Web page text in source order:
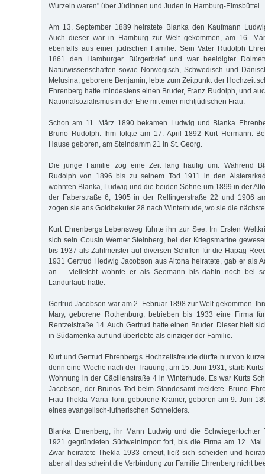
Wurzeln waren" über Jüdinnen und Juden in Hamburg-Eimsbüttel.
Am 13. September 1889 heiratete Blanka den Kaufmann
Auch dieser war in Hamburg zur Welt gekommen, am 16.
ebenfalls aus einer jüdischen Familie. Sein Vater Rudolph
1861 den Hamburger Bürgerbrief und war beeidigter
Naturwissenschaften sowie Norwegisch, Schwedisch und
Melusina, geborene Benjamin, lebte zum Zeitpunkt der Hochzeit
Ehrenberg hatte mindestens einen Bruder, Franz Rudolph, und
Nationalsozialismus in der Ehe mit einer nichtjüdischen Frau.
Schon am 11. März 1890 bekamen Ludwig und Blanka
Bruno Rudolph. Ihm folgte am 17. April 1892 Kurt Hermann.
Hause geboren, am Steindamm 21 in St. Georg.
Die junge Familie zog eine Zeit lang häufig um. Während
Rudolph von 1896 bis zu seinem Tod 1911 in den
wohnten Blanka, Ludwig und die beiden Söhne um 1899 in der
der Faberstraße 6, 1905 in der Rellingerstraße 22 und 1906
zogen sie ans Goldbekufer 28 nach Winterhude, wo sie die
Kurt Ehrenbergs Lebensweg führte ihn zur See. Im Ersten
sich sein Cousin Werner Steinberg, bei der Kriegsmarine
bis 1937 als Zahlmeister auf diversen Schiffen für die Hapag-
1931 Gertrud Hedwig Jacobson aus Altona heiratete, gab er als
an – vielleicht wohnte er als Seemann bis dahin noch bei
Landurlaub hatte.
Gertrud Jacobson war am 2. Februar 1898 zur Welt gekommen.
Mary, geborene Rothenburg, betrieben bis 1933 eine Firma
Rentzelstraße 14. Auch Gertrud hatte einen Bruder. Dieser hielt
in Südamerika auf und überlebte als einziger der Familie.
Kurt und Gertrud Ehrenbergs Hochzeitsfreude dürfte nur von
denn eine Woche nach der Trauung, am 15. Juni 1931, starb
Wohnung in der Cäcilienstraße 4 in Winterhude. Es war Kurts
Jacobson, der Brunos Tod beim Standesamt meldete. Bruno
Frau Thekla Maria Toni, geborene Kramer, geboren am 9. Juni
eines evangelisch-lutherischen Schneiders.
Blanka Ehrenberg, ihr Mann Ludwig und die Schwiegertochter
1921 gegründeten Südweinimport fort, bis die Firma am 12.
Zwar heiratete Thekla 1933 erneut, ließ sich scheiden und
aber all das scheint die Verbindung zur Familie Ehrenberg nicht